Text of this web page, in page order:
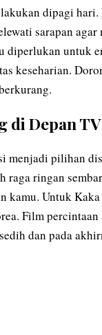
dipagi hari.
sarapan agar
diperlukan untuk
keseharian.
di Depan TV
menjadi pilihan
raga ringan
kamu. Untuk
Film percintaan
dan pada